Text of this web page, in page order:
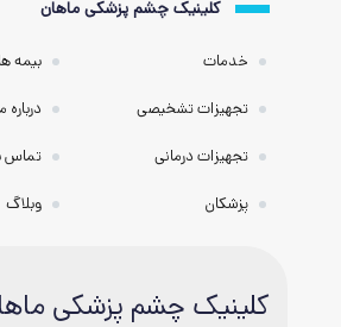
کلینیک چشم پزشکی ماهان
خدمات
تجهیزات تشخیصی
تجهیزات درمانی
پزشکان
بیمه
درباره
تماس
وبلاگ
کلینیک چشم پزشکی